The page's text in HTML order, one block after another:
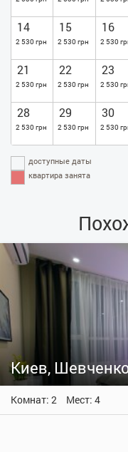
14
2 530 грн
15
2 530 грн
16
2 530
21
2 530 грн
22
2 530 грн
23
2 530
28
2 530 грн
29
2 530 грн
30
2 530
доступные даты
квартира занята
Киев,
Комнат: 2 Мест: 4